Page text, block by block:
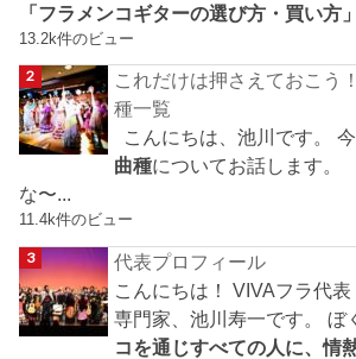
「フラメンコギターの選び方・買い方」
13.2k件のビュー
これだけは押さえておこう
種一覧
こんにちは、池川です。
曲種についてお話します。
な〜...
11.4k件のビュー
代表プロフィール
こんにちは！ VIVAフラ代
専門家、池川寿一です。 ぼ
コを通じすべての人に、情